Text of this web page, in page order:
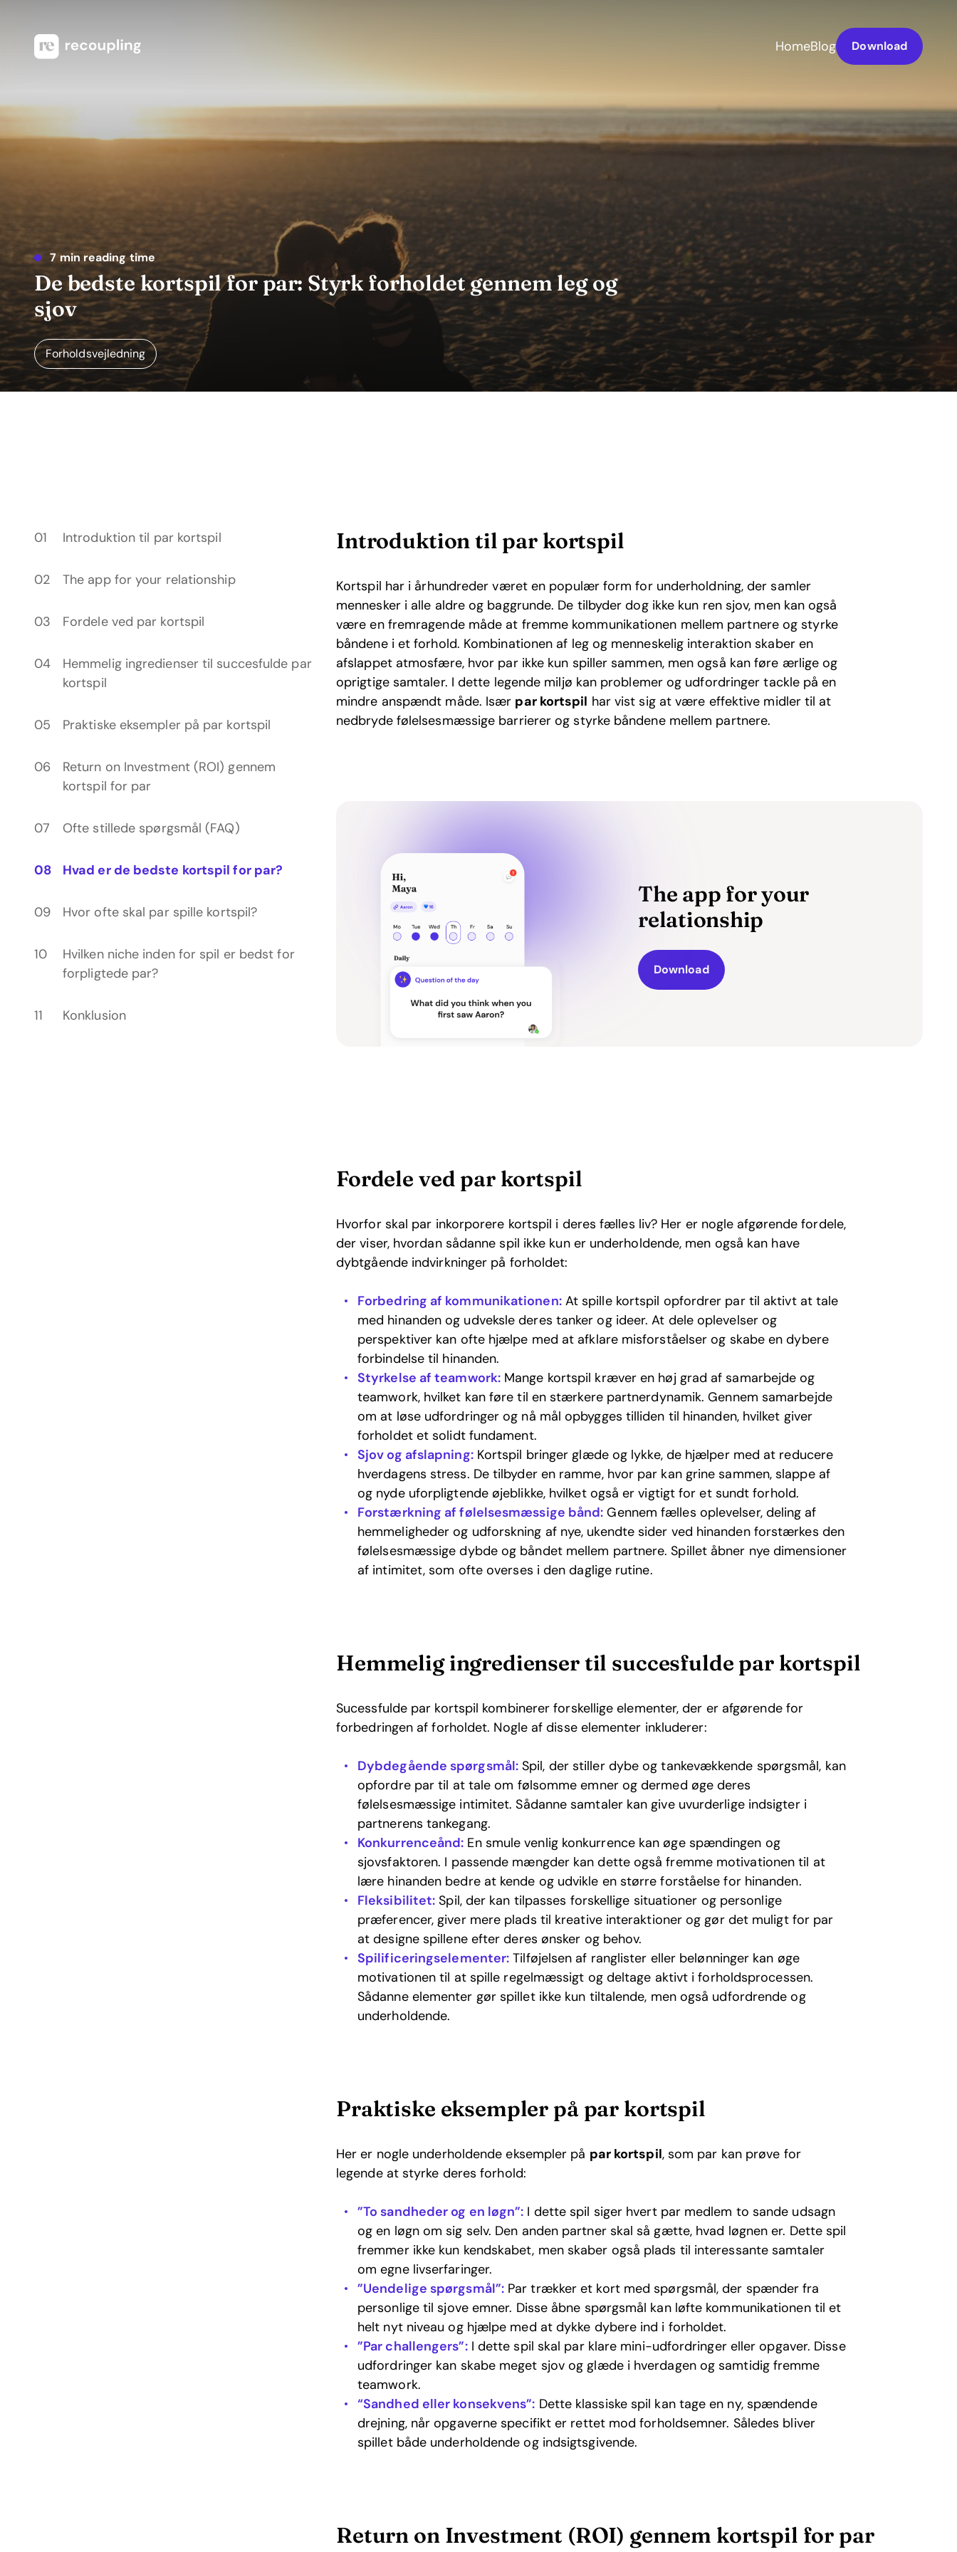
HomeBlog Download
7 min reading time
De bedste kortspil for par: Styrk forholdet gennem leg og
sjov
Forholdsvejledning
Introduktion til par kortspil
The app for your relationship
Fordele ved par kortspil
Hemmelig ingredienser til succesfulde par
kortspil
Praktiske eksempler på par kortspil
Return on Investment (ROI) gennem
kortspil for par
Ofte stillede spørgsmål (FAQ)
Hvad er de bedste kortspil for par?
Hvor ofte skal par spille kortspil?
Hvilken niche inden for spil er bedst for
forpligtede par?
Konklusion
Introduktion til par kortspil
Kortspil har i århundreder været en populær form for underholdning, der samler
mennesker i alle aldre og baggrunde. De tilbyder dog ikke kun ren sjov, men kan også
være en fremragende måde at fremme kommunikationen mellem partnere og styrke
båndene i et forhold. Kombinationen af leg og menneskelig interaktion skaber en
afslappet atmosfære, hvor par ikke kun spiller sammen, men også kan føre ærlige og
oprigtige samtaler. I dette legende miljø kan problemer og udfordringer tackle på en
mindre anspændt måde. Især par kortspil har vist sig at være effektive midler til at
nedbryde følelsesmæssige barrierer og styrke båndene mellem partnere.
The app for your
relationship
Download
Fordele ved par kortspil
Hvorfor skal par inkorporere kortspil i deres fælles liv? Her er nogle afgørende fordele,
der viser, hvordan sådanne spil ikke kun er underholdende, men også kan have
dybtgående indvirkninger på forholdet:
Forbedring af kommunikationen:At spille kortspil opfordrer par til aktivt at tale
med hinanden og udveksle deres tanker og ideer. At dele oplevelser og
perspektiver kan ofte hjælpe med at afklare misforståelser og skabe en dybere
forbindelse til hinanden.
Styrkelse af teamwork:Mange kortspil kræver en høj grad af samarbejde og
teamwork, hvilket kan føre til en stærkere partnerdynamik. Gennem samarbejde
om at løse udfordringer og nå mål opbygges tilliden til hinanden, hvilket giver
forholdet et solidt fundament.
Sjov og afslapning:Kortspil bringer glæde og lykke, de hjælper med at reducere
hverdagens stress. De tilbyder en ramme, hvor par kan grine sammen, slappe af
og nyde uforpligtende øjeblikke, hvilket også er vigtigt for et sundt forhold.
Forstærkning af følelsesmæssige bånd: Gennem fælles oplevelser, deling af
hemmeligheder og udforskning af nye, ukendte sider ved hinanden forstærkes den
følelsesmæssige dybde og båndet mellem partnere. Spillet åbner nye dimensioner
af intimitet, som ofte overses i den daglige rutine.
Hemmelig ingredienser til succesfulde par kortspil
Sucessfulde par kortspil kombinerer forskellige elementer, der er afgørende for
forbedringen af forholdet. Nogle af disse elementer inkluderer:
Dybdegående spørgsmål:Spil, der stiller dybe og tankevækkende spørgsmål, kan
opfordre par til at tale om følsomme emner og dermed øge deres
følelsesmæssige intimitet. Sådanne samtaler kan give uvurderlige indsigter i
partnerens tankegang.
Konkurrenceånd: En smule venlig konkurrence kan øge spændingen og
sjovsfaktoren. I passende mængder kan dette også fremme motivationen til at
lære hinanden bedre at kende og udvikle en større forståelse for hinanden.
Fleksibilitet: Spil, der kan tilpasses forskellige situationer og personlige
præferencer, giver mere plads til kreative interaktioner og gør det muligt for par
at designe spillene efter deres ønsker og behov.
Spilificeringselementer: Tilføjelsen af ranglister eller belønninger kan øge
motivationen til at spille regelmæssigt og deltage aktivt i forholdsprocessen.
Sådanne elementer gør spillet ikke kun tiltalende, men også udfordrende og
underholdende.
Praktiske eksempler på par kortspil
Her er nogle underholdende eksempler på par kortspil, som par kan prøve for
legende at styrke deres forhold:
”To sandheder og en løgn”: I dette spil siger hvert par medlem to sande udsagn
og en løgn om sig selv. Den anden partner skal så gætte, hvad løgnen er. Dette spil
fremmer ikke kun kendskabet, men skaber også plads til interessante samtaler
om egne livserfaringer.
”Uendelige spørgsmål”:Par trækker et kort med spørgsmål, der spænder fra
personlige til sjove emner. Disse åbne spørgsmål kan løfte kommunikationen til et
helt nyt niveau og hjælpe med at dykke dybere ind i forholdet.
”Par challengers”:I dette spil skal par klare mini-udfordringer eller opgaver. Disse
udfordringer kan skabe meget sjov og glæde i hverdagen og samtidig fremme
teamwork.
“Sandhed eller konsekvens”: Dette klassiske spil kan tage en ny, spændende
drejning, når opgaverne specifikt er rettet mod forholdsemner. Således bliver
spillet både underholdende og indsigtsgivende.
Return on Investment (ROI) gennem kortspil for par